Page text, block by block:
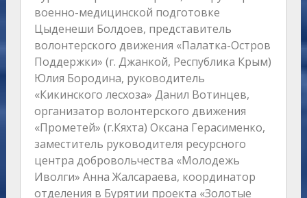
военно-медицинской подготовке
Цыденеши Болдоев, представитель
волонтерского движения «Палатка-Остров
Поддержки» (г. Джанкой, Республика Крым)
Юлия Бородина, руководитель
«Кикинского лесхоза» Данил Вотинцев,
организатор волонтерского движения
«Прометей» (г.Кяхта) Оксана Герасименко,
заместитель руководителя ресурсного
центра добровольчества «Молодежь
Иволги» Анна Жалсараева, координатор
отделения в Бурятии проекта «Золотые